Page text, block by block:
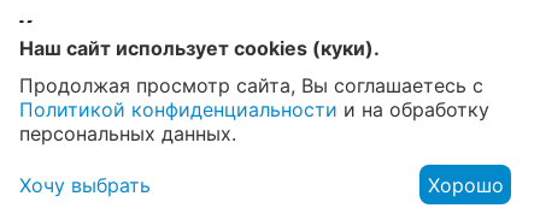
Контакты
© 2008 - 2026 Эра Тепла. Интернет магазин отопительных
систем и водоснабжения в Москве
Наш сайт использует cookies (куки).
Продолжая просмотр сайта, Вы соглашаетесь с
Политикой конфиденциальности и на обработку
персональных данных.
Хочу выбрать Хорошо